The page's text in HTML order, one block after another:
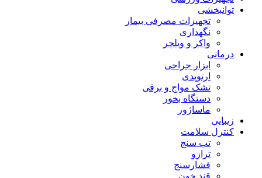
توانبخشی
تجهیزات مصرفی بیمار
نگهداری
واکر و ویلچر
درمانی
ابزار جراحی
ارتوپدی
تشک مواج و برقی
دستگاه بخور
ماساژور
زیبایی
کنترل سلامت
تب سنج
ترازو
فشارسنج